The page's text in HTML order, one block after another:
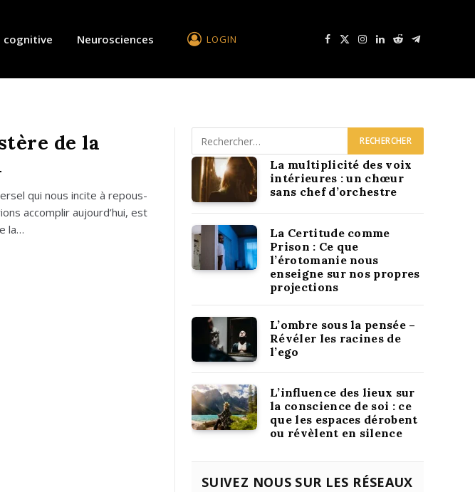
cognitive Neurosciences LOGIN Facebook
X Instagram
LinkedIn
RedditTélégramme
de la
qui nous incite à repous­
accom­plir aujourd’­hui, est
la…
La multiplicité des voix
intérieures : un chœur
sans chef d’orchestre
La Certitude comme
Prison : Ce que
l’érotomanie nous
enseigne sur nos propres
projections
L’ombre sous la pensée –
Révéler les racines de
l’ego
L’influence des lieux sur
la conscience de soi : ce
que les espaces dérobent
ou révèlent en silence
SUIVEZ NOUS SUR LES RÉSEAUX